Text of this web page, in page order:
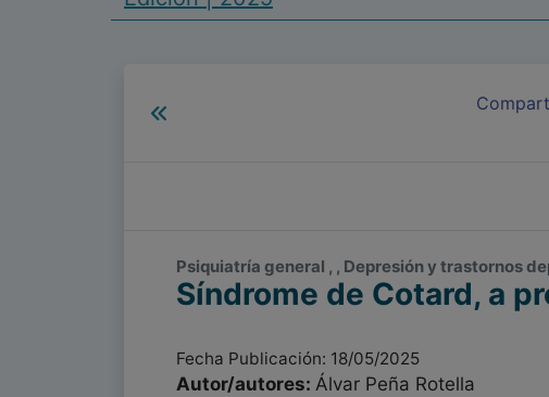
Psiquiatría general , , Depresión y trastornos
Síndrome de Cotard, a
Fecha Publicación: 18/05/2025
Autor/autores: Álvar Peña Rotella